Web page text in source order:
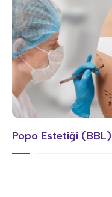
Popo Estetiği (BBL)